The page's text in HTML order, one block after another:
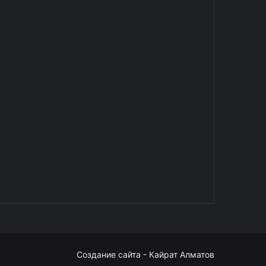
Создание сайта - Кайрат Алматов